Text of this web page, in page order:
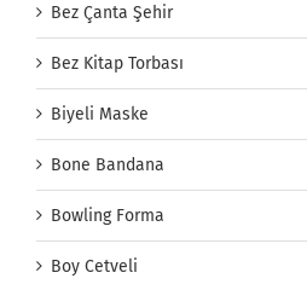
Bez Çanta Şehir
Bez Kitap Torbası
Biyeli Maske
Bone Bandana
Bowling Forma
Boy Cetveli